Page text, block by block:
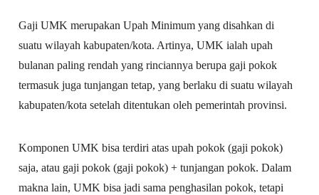
Gaji UMK merupakan Upah Minimum yang disahkan di
suatu wilayah kabupaten/kota. Artinya, UMK ialah upah
bulanan paling rendah yang rinciannya berupa gaji pokok
termasuk juga tunjangan tetap, yang berlaku di suatu wilayah
kabupaten/kota setelah ditentukan oleh pemerintah provinsi.
Komponen UMK bisa terdiri atas upah pokok (gaji pokok)
saja, atau gaji pokok (gaji pokok) + tunjangan pokok. Dalam
makna lain, UMK bisa jadi sama penghasilan pokok, tetapi